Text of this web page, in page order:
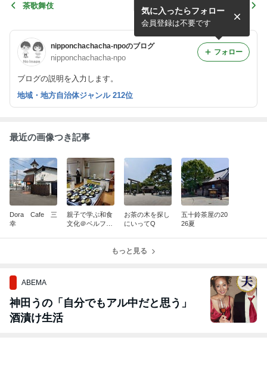
茶歌舞伎
nipponchachacha-npoのブログ
nipponchachacha-npo
ブログの説明を入力します。
気に入ったらフォロー
会員登録は不要です
フォロー
地域・地方自治体ジャンル 212位
最近の画像つき記事
Dora Cafe 三
幸
親子で学ぶ和食
文化＠ベルファ
お茶の木を探し
にいってQ
五十鈴茶屋の20
26夏
もっと見る
ABEMA
神田うの「自分でもアル中だと思う」
酒漬け生活